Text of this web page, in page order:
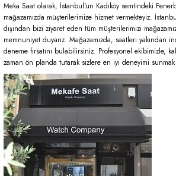
Meka Saat olarak, İstanbul'un Kadıköy semtindeki
mağazamızda müşterilerimize hizmet vermekteyiz.
dışından bizi ziyaret eden tüm müşterilerimizi
memnuniyet duyarız. Mağazamızda, saatleri yakından
deneme fırsatını bulabilirsiniz. Profesyonel ekibimizle,
zaman ön planda tutarak sizlere en iyi deneyimi